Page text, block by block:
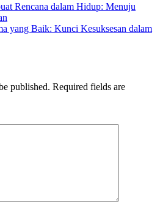
Rencana dalam Hidup: Menuju
yang Baik: Kunci Kesuksesan dalam
published. Required fields are